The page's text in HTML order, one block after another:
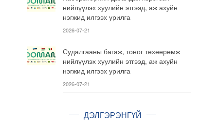
нийлүүлэх хуулийн этгээд, аж ахуйн
нэгжид илгээх урилга
2026-07-21
Судалгааны багаж, тоног төхөөрөмж
нийлүүлэх хуулийн этгээд, аж ахуйн
нэгжид илгээх урилга
2026-07-21
ДЭЛГЭРЭНГҮЙ